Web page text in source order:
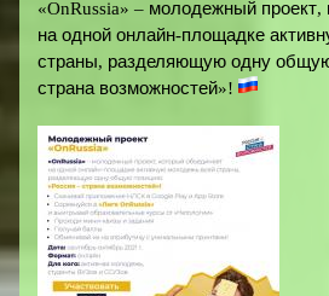
«OnRussia» – молодежный проект,
на одной онлайн-площадке
страны, разделяющую одну
страна возможностей»!